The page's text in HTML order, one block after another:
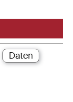
Daten